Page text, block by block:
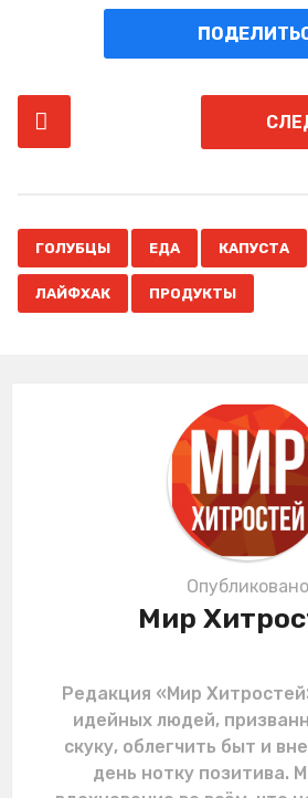
P
g
i
ГОЛУБЦЫ ЕДА КАПУСТА
ЛАЙФХАК ПРОДУКТЫ
Опубликовано
Мир
Редакция «Мир
идейных людей,
скуку, облегчить быт и
день нотку позитива.